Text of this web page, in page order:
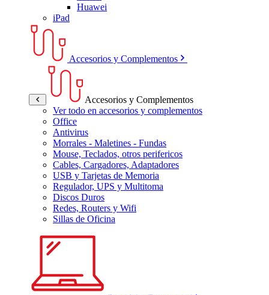
Huawei
iPad
Accesorios y Complementos
Accesorios y Complementos
Ver todo en accesorios y complementos
Office
Antivirus
Morrales - Maletines - Fundas
Mouse, Teclados, otros perifericos
Cables, Cargadores, Adaptadores
USB y Tarjetas de Memoria
Regulador, UPS y Multitoma
Discos Duros
Redes, Routers y Wifi
Sillas de Oficina